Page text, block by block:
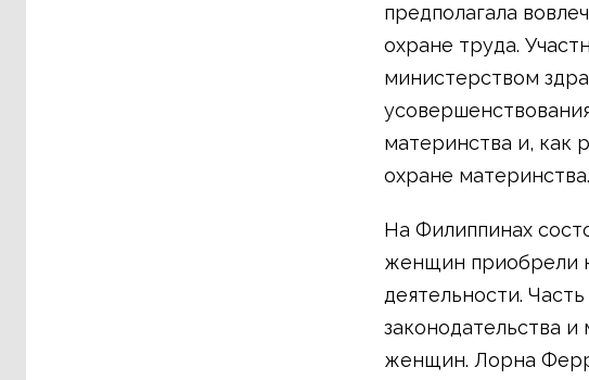
предполагала
охране труда.
министерством
материнства и, как
охране материнства.
На Филиппинах
женщин приобрели
деятельности.
законодательства
женщин. Лорна